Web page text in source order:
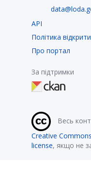
API
Політика
Про портал
За підтримки
Весь
Creative
license, якщо не